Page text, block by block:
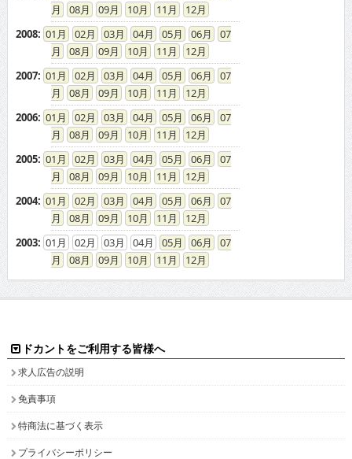
08
09 10 11
12
2008: 01 02 03 04 05 06
07
08
09 10 11
12
2007: 01 02 03 04 05 06
07
08
09 10 11
12
2006: 01 02 03 04 05 06
07
08
09 10 11
12
2005: 01 02 03 04 05 06
07
08
09 10 11
12
2004: 01 02 03 04 05 06
07
08
09 10 11
12
2003: 01 02 03 04 05 06
07
08
09 10 11 12
ドカントをご利用する皆様へ
求人広告の説明
免責事項
特商法に基づく表示
プライバシーポリシー